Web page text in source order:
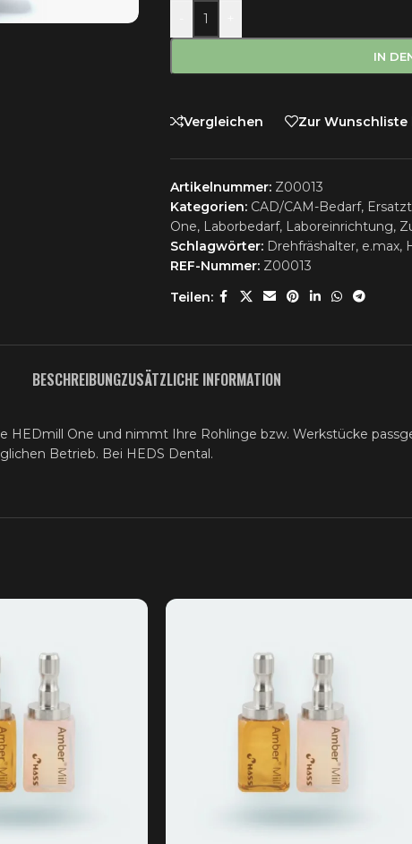
IN
Vergleichen Zur Wunschliste
Artikelnummer: Z00013
Kategorien: CAD/CAM-Bedarf,
One, Laborbedarf, Laboreinrichtung,
Schlagwörter: Drehfräshalter, e.max,
REF-Nummer: Z00013
Teilen:
BESCHREIBUNGZUSÄTZLICHE INFORMATION
HEDmill One und nimmt Ihre Rohlinge bzw. Werkstücke
Betrieb. Bei HEDS Dental.